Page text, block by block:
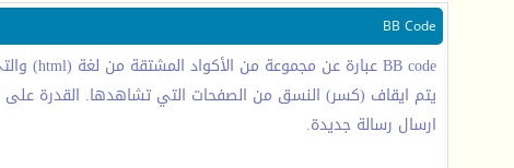
BB Code
ارسال رسالة جديدة.